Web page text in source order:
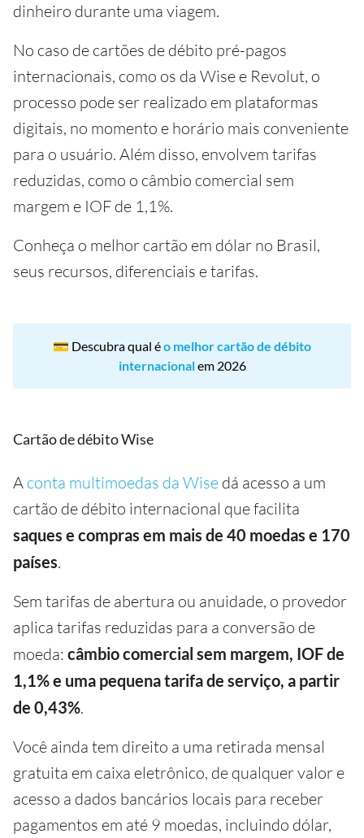
dinheiro durante uma viagem.
No caso de cartões de débito pré-pagos
internacionais, como os da Wise e Revolut, o
processo pode ser realizado em plataformas
digitais, no momento e horário mais conveniente
para o usuário. Além disso, envolvem tarifas
reduzidas, como o câmbio comercial sem
margem e IOF de 1,1%.
Conheça o melhor cartão em dólar no Brasil,
seus recursos, diferenciais e tarifas.
💳 Descubra qual éo melhor cartão de débito
internacionalem 2026
Cartão de débito Wise
A conta multimoedas da Wise dá acesso a um
cartão de débito internacional que facilita
saques e compras em mais de 40 moedas e 170
países.
Sem tarifas de abertura ou anuidade, o provedor
aplica tarifas reduzidas para a conversão de
moeda: câmbio comercial sem margem, IOF de
1,1% e uma pequena tarifa de serviço, a partir
de 0,43%.
Você ainda tem direito a uma retirada mensal
gratuita em caixa eletrônico, de qualquer valor e
acesso a dados bancários locais para receber
pagamentos em até 9 moedas, incluindo dólar,